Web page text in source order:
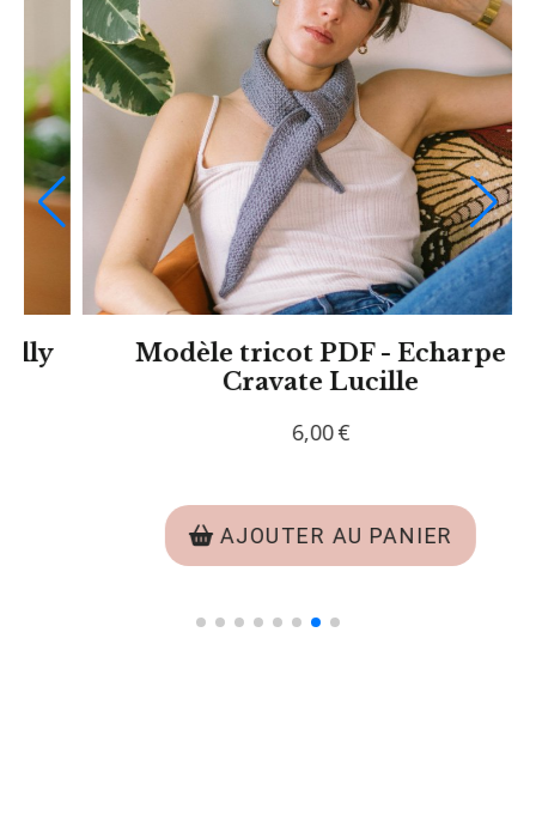
Modèle tricot PDF - Col Plastron
Adeline
€
AJOUTER AU PANIER